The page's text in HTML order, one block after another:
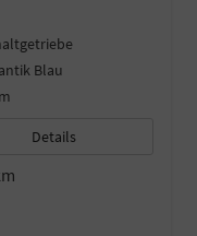
Blau
Details